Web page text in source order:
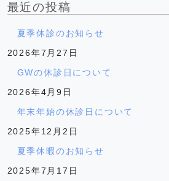
最近の投稿
夏季休診のお知らせ
2026年7月27日
GWの休診日について
2026年4月9日
年末年始の休診日について
2025年12月2日
夏季休暇のお知らせ
2025年7月17日